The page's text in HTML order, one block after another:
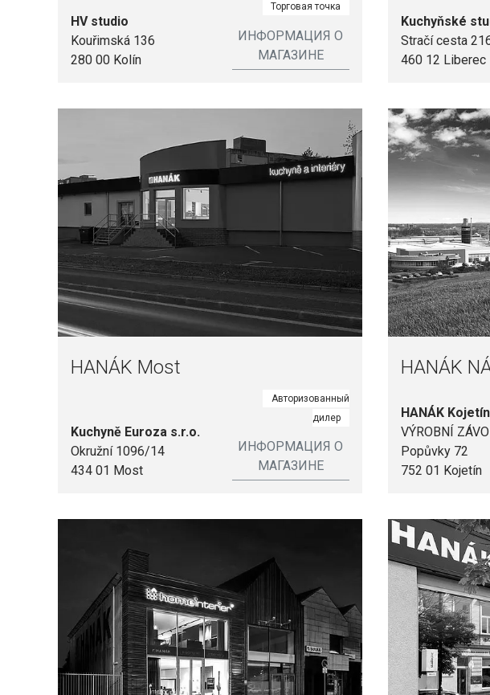
HV studio
Kouřimská 136
280 00 Kolín
Торговая точка
ИНФОРМАЦИЯ О
МАГАЗИНЕ
Kuchyňské
Stračí cesta
460 12 Liberec
HANÁK Most
Kuchyně Euroza s.r.o.
Okružní 1096/14
434 01 Most
Авторизованный
дилер
ИНФОРМАЦИЯ О
МАГАЗИНЕ
HANÁK
HANÁK Kojetín
VÝROBNÍ
Popůvky 72
752 01 Kojetín